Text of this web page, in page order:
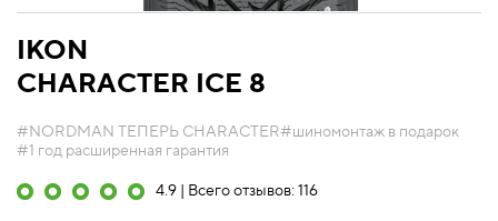
IKON
CHARACTER ICE 8
#NORDMAN ТЕПЕРЬ CHARACTER#шиномонтаж в подарок
#1 год расширенная гарантия
4.9 | Всего отзывов: 116